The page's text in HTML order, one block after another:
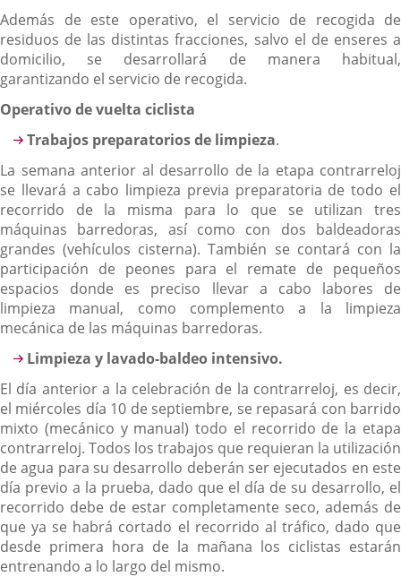
Además de este operativo, el servicio de recogida de
residuos de las distintas fracciones, salvo el de enseres a
domicilio, se desarrollará de manera habitual,
garantizando el servicio de recogida.
Operativo de vuelta ciclista
Trabajos preparatorios de limpieza.
La semana anterior al desarrollo de la etapa contrarreloj
se llevará a cabo limpieza previa preparatoria de todo el
recorrido de la misma para lo que se utilizan tres
máquinas barredoras, así como con dos baldeadoras
grandes (vehículos cisterna). También se contará con la
participación de peones para el remate de pequeños
espacios donde es preciso llevar a cabo labores de
limpieza manual, como complemento a la limpieza
mecánica de las máquinas barredoras.
Limpieza y lavado-baldeo intensivo.
El día anterior a la celebración de la contrarreloj, es decir,
el miércoles día 10 de septiembre, se repasará con barrido
mixto (mecánico y manual) todo el recorrido de la etapa
contrarreloj. Todos los trabajos que requieran la utilización
de agua para su desarrollo deberán ser ejecutados en este
día previo a la prueba, dado que el día de su desarrollo, el
recorrido debe de estar completamente seco, además de
que ya se habrá cortado el recorrido al tráfico, dado que
desde primera hora de la mañana los ciclistas estarán
entrenando a lo largo del mismo.